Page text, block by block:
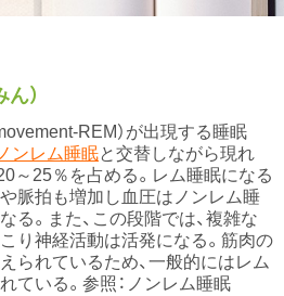
）
REM）が出現する睡眠
ンレム睡眠と交替しながら現れ
～25％を占める。レム睡眠になる
脈拍も増加し血圧はノンレム睡
。また、この段階では、複雑な
り神経活動は活発になる。筋肉の
られているため、一般的にはレム
ている。参照：ノンレム睡眠